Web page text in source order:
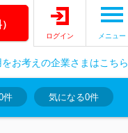
ログイン メニュー
お考えの企業さまはこちら
件 気になる0件